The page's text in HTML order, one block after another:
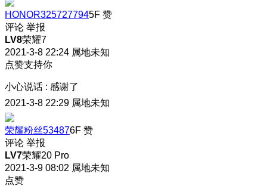
HONOR3257277945F 赞
评论 举报
LV8荣耀7
2021-3-8 22:24 属地未知
点赞支持你
小心说话 : 感谢了
2021-3-8 22:29 属地未知
荣耀粉丝534876F 赞
评论 举报
LV7荣耀20 Pro
2021-3-9 08:02 属地未知
点赞